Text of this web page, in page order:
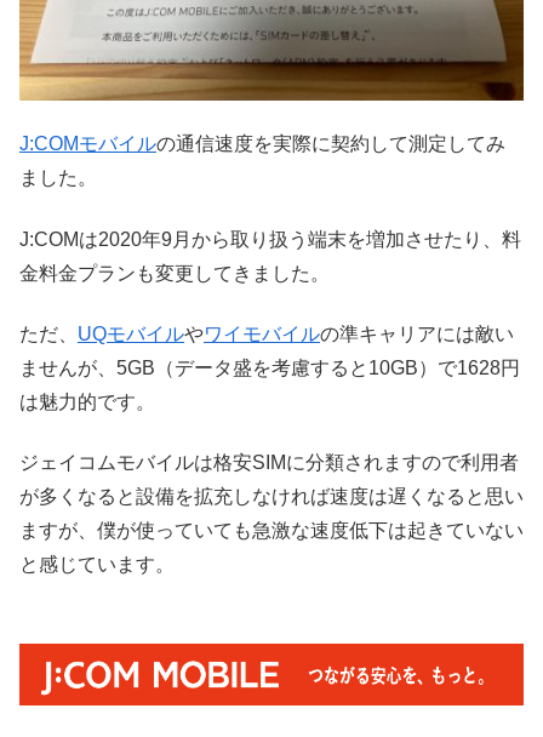
J:COMモバイルの通信速度を実際に契約して測定してみ
ました。
J:COMは2020年9月から取り扱う端末を増加させたり、料
金料金プランも変更してきました。
ただ、 UQモバイルやワイモバイルの準キャリアには敵い
ませんが、5GB（データ盛を考慮すると10GB）で1628円
は魅力的です。
ジェイコムモバイルは格安SIMに分類されますので利用者
が多くなると設備を拡充しなければ速度は遅くなると思い
ますが、僕が使っていても急激な速度低下は起きていない
と感じています。